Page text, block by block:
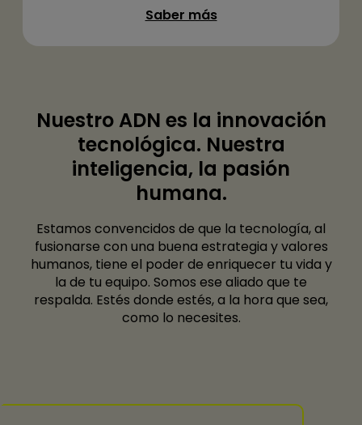
Saber más
Nuestro ADN es la innovación
tecnológica. Nuestra
inteligencia, la pasión
humana.
Estamos convencidos de que la tecnología, al
fusionarse con una buena estrategia y valores
humanos, tiene el poder de enriquecer tu vida y
la de tu equipo. Somos ese aliado que te
respalda. Estés donde estés, a la hora que sea,
como lo necesites.